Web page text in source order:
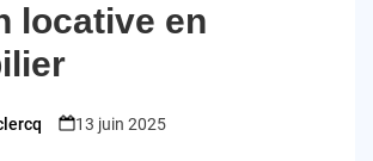
locative en
13 juin 2025